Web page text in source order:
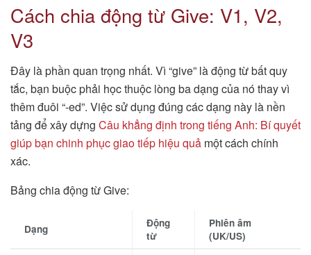
Cách chia động từ Give: V1, V2,
V3
Đây là phần quan trọng nhất. Vì “give” là động từ bất quy
tắc, bạn buộc phải học thuộc lòng ba dạng của nó thay vì
thêm đuôi “-ed”. Việc sử dụng đúng các dạng này là nền
tảng để xây dựng Câu khẳng định trong tiếng Anh: Bí quyết
giúp bạn chinh phục giao tiếp hiệu quả một cách chính
xác.
Bảng chia động từ Give:
Dạng
Động
từ
Phiên âm
(UK/US)